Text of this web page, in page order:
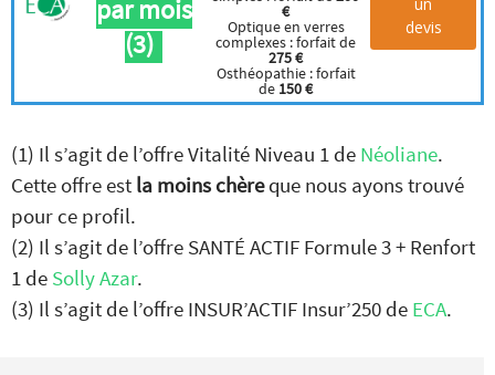
par mois
(3)
€
Optique en verres
complexes : forfait de
275 €
Osthéopathie : forfait
de 150 €
devis
(1) Il s’agit de l’offre Vitalité Niveau 1 de Néoliane.
Cette offre est la moins chèreque nous ayons trouvé
pour ce profil.
(2) Il s’agit de l’offre SANTÉ ACTIF Formule 3 + Renfort
1 de Solly Azar.
(3) Il s’agit de l’offre INSUR’ACTIF Insur’250 de ECA.